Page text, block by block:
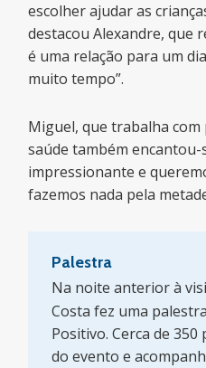
escolher ajudar as
destacou Alexandre, que
é uma relação para um
muito tempo”.
Miguel, que trabalha
saúde também encantou-
impressionante e
fazemos nada pela
Palestra
Na noite anterior à
Costa fez uma
Positivo. Cerca de
do evento e